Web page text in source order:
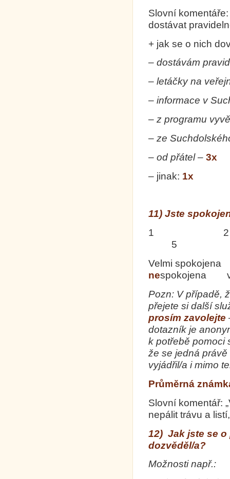
Slovní komentáře:
dostávat
+ jak se o nich
– dostávám
– letáčky na
– informace v
– z programu
– ze
– od přátel – 3x
– jinak: 1x
11) Jste
1
5
Velmi
nespokojena
Pozn: V případě,
přejete si další
prosím zavolejte
dotazník je
k potřebě pomoci
že se jedná
vyjádřil/a i mimo
Průměrná
Slovní komentář:
nepálit trávu a
12) Jak jste se
dozvěděl/a?
Možnosti např.: